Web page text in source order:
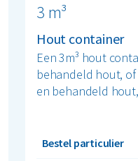
3 m³
Hout container
Een 3m³ hout
behandeld hout,
en behandeld hout,
Bestel particulier